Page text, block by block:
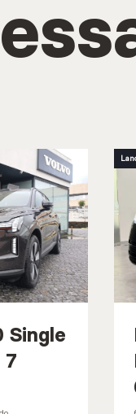
Single
7